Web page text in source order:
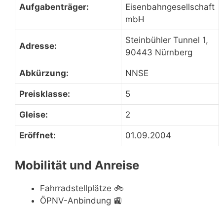
Aufgabenträger:
Eisenbahngesellschaft
mbH
Adresse:
Steinbühler Tunnel 1,
90443 Nürnberg
Abkürzung: NNSE
Preisklasse: 5
Gleise: 2
Eröffnet: 01.09.2004
Mobilität und Anreise
Fahrradstellplätze 🚲
ÖPNV-Anbindung 🚉